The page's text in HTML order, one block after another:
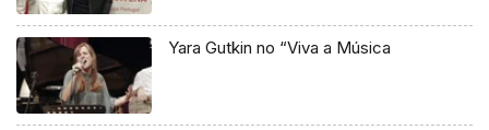
Yara Gutkin no “Viva a Música